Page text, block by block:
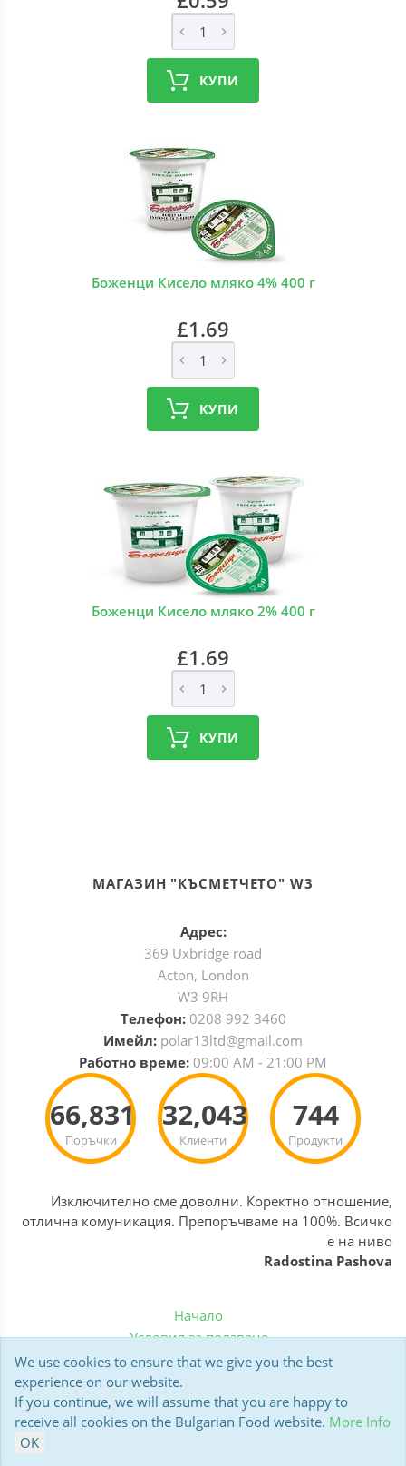
КУПИ
Боженци Кисело мляко 4% 400 г
£1.69
КУПИ
Боженци Кисело мляко 2% 400 г
£1.69
КУПИ
МАГАЗИН "КЪСМЕТЧЕТО" W3
Адрес:
369 Uxbridge road
Acton, London
W3 9RH
Телефон: 0208 992 3460
Имейл: polar13ltd@gmail.com
Работно време: 09:00 AM - 21:00 PM
Поръчки
66,831
Клиенти
32,043
Продукти
744
Изключително сме доволни. Коректно отношение,
отлична комуникация. Препоръчваме на 100%. Всичко
е на ниво
Radostina Pashova
Начало
Условия за ползване
Политика за бисквитки
Доставка
Мнения на клиенти
Polar13 BulgarianFood.co.uk © 2006-2026
We use cookies to ensure that we give you the best
experience on our website.
If you continue, we will assume that you are happy to
receive all cookies on the Bulgarian Food website. More Info
OK